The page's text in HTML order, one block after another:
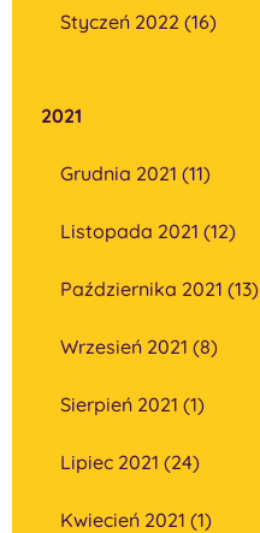
Styczeń 2022 (16)
2021
Grudnia 2021 (11)
Listopada 2021 (12)
Października 2021 (13)
Wrzesień 2021 (8)
Sierpień 2021 (1)
Lipiec 2021 (24)
Kwiecień 2021 (1)